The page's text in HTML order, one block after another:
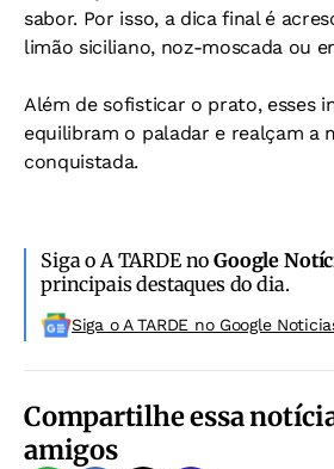
sabor. Por isso, a dica final é
limão siciliano, noz-moscada ou
Além de sofisticar o prato, esses
equilibram o paladar e realçam a
conquistada.
Siga o A TARDE noGoogle
principais destaques do dia.
Siga o A TARDE no Google
Compartilhe essa
amigos